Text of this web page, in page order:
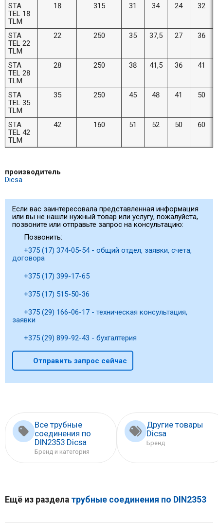
STA
TEL 18
TLM
18 315 31 34 24 32
STA
TEL 22
TLM
22 250 35 37,5 27 36
STA
TEL 28
TLM
28 250 38 41,5 36 41
STA
TEL 35
TLM
35 250 45 48 41 50
STA
TEL 42
TLM
42 160 51 52 50 60
производитель
Dicsa
Если вас заинтересовала представленная информация
или вы не нашли нужный товар или услугу, пожалуйста,
позвоните или отправьте запрос на консультацию:
Позвонить:
+375 (17) 374-05-54 - общий отдел, заявки, счета,
договора
+375 (17) 399-17-65
+375 (17) 515-50-36
+375 (29) 166-06-17 - техническая консультация,
заявки
+375 (29) 899-92-43 - бухгалтерия
Отправить запрос сейчас
Все трубные
соединения по
DIN2353 Dicsa
Бренд и категория
Другие товары
Dicsa
Бренд
Ещё из раздела трубные соединения по DIN2353